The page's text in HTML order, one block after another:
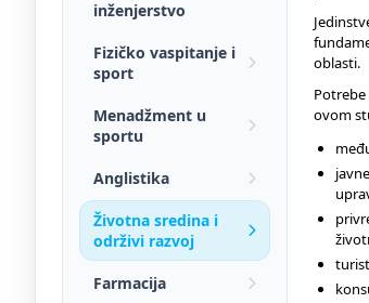
inženjerstvo
Fizičko vaspitanje i
sport
Menadžment u
sportu
Anglistika
Životna sredina i
održivi razvoj
Farmacija
oblasti.
ovom